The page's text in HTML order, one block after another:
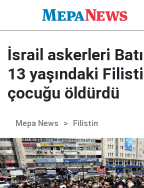
İsrail askerleri
13 yaşındaki
çocuğu öldürdü
Mepa News > Filistin